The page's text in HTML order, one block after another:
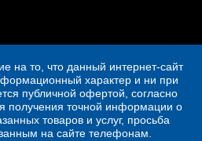
на то, что данный интернет-сайт
характер и ни при
публичной офертой, согласно
получения точной информации о
товаров и услуг, просьба
на сайте телефонам.